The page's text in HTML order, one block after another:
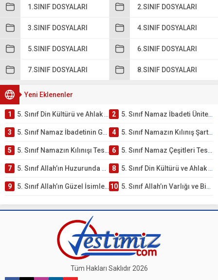
1.SINIF DOSYALARI 2.SINIF DOSYALARI
3.SINIF DOSYALARI 4.SINIF DOSYALARI
5.SINIF DOSYALARI 6.SINIF DOSYALARI
7.SINIF DOSYALARI 8.SINIF DOSYALARI
Yeni Eklenenler
1 5. Sınıf Din Kültürü ve Ahlak Bilgisi 2. Ünite: Namaz İbadeti Çalışmaları 2 5. Sınıf Namaz İbadeti Ünite Testi – Online Çöz
3 5. Sınıf Namaz İbadetinin Getirdiği Faydalar Testi 4 5. Sınıf Namazın Kılınış Şartları Testi
5 5. Sınıf Namazın Kılınışı Testi – Online Çöz 6 5. Sınıf Namaz Çeşitleri Testi – Online Çöz
7 5. Sınıf Allah’ın Huzurunda Olmak – Namaz İbadeti Testi 8 5. Sınıf Din Kültürü ve Ahlak Bilgisi 1. Ünite: Allah İnancı Çalışmaları
9 5. Sınıf Allah’ın Güzel İsimleri Testi – Online Çöz 10 5. Sınıf Allah’ın Varlığı ve Birliği Testi – Online Çöz
Tüm Hakları Saklıdır 2026